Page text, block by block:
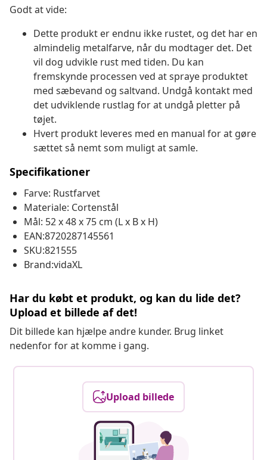
Godt at vide:
Dette produkt er endnu ikke rustet, og det har en
almindelig metalfarve, når du modtager det. Det
vil dog udvikle rust med tiden. Du kan
fremskynde processen ved at spraye produktet
med sæbevand og saltvand. Undgå kontakt med
det udviklende rustlag for at undgå pletter på
tøjet.
Hvert produkt leveres med en manual for at gøre
sættet så nemt som muligt at samle.
Specifikationer
Farve: Rustfarvet
Materiale: Cortenstål
Mål: 52 x 48 x 75 cm (L x B x H)
EAN:8720287145561
SKU:821555
Brand:vidaXL
Har du købt et produkt, og kan du lide det?
Upload et billede af det!
Dit billede kan hjælpe andre kunder. Brug linket
nedenfor for at komme i gang.
Upload billede